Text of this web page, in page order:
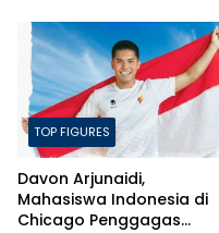
TOP FIGURES
Davon Arjunaidi,
Mahasiswa Indonesia di
Chicago Penggagas